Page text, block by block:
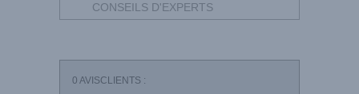
CONSEILS D'EXPERTS
0 AVISCLIENTS :